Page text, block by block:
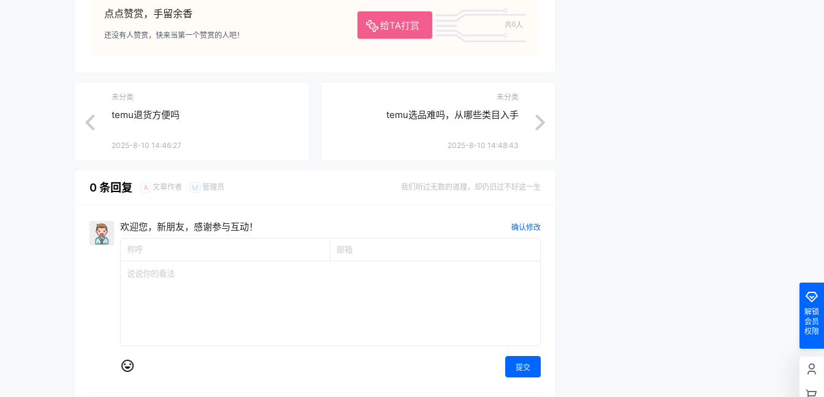
点点赞赏，手留余香
给TA打赏 共0人
还没有人赞赏，快来当第一个赞赏的人吧！
未分类
temu退货方便吗
2025-8-10 14:46:27
未分类
temu选品难吗，从哪些类目入手
2025-8-10 14:48:43
0 条回复 A 文章作者 M 管理员 我们听过无数的道理，却仍旧过不好这一生
欢迎您，新朋友，感谢参与互动！ 确认修改
提交
解锁
会员
权限